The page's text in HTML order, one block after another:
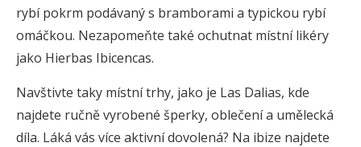
rybí pokrm podávaný s bramborami a typickou rybí
omáčkou. Nezapomeňte také ochutnat místní likéry
jako Hierbas Ibicencas.
Navštivte taky místní trhy, jako je Las Dalias, kde
najdete ručně vyrobené šperky, oblečení a umělecká
díla. Láká vás více aktivní dovolená? Na ibize najdete